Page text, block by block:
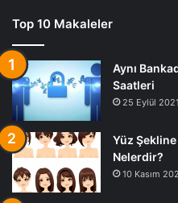
Top 10 Makaleler
Aynı
Saatleri
25 Eylül 2021
Yüz
Nelerdir?
10 Kasım